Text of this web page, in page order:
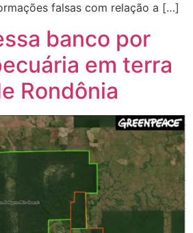
falsas com relação a […]
banco por
em terra
Rondônia